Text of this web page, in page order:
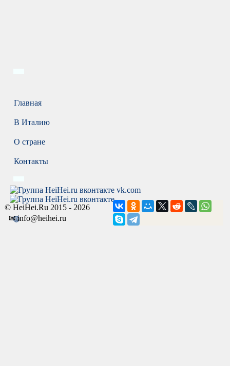
Главная
В Италию
О стране
Контакты
vk.com
🌐
© HeiHei.Ru 2015 - 2026
✉ info@heihei.ru